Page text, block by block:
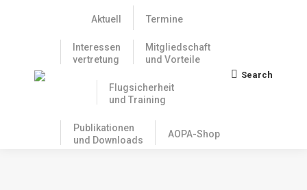
Aktuell Termine
Interessen
vertretung
Mitgliedschaft
und Vorteile
Flugsicherheit
und Training
Publikationen
und Downloads
AOPA-Shop
Search:
Search